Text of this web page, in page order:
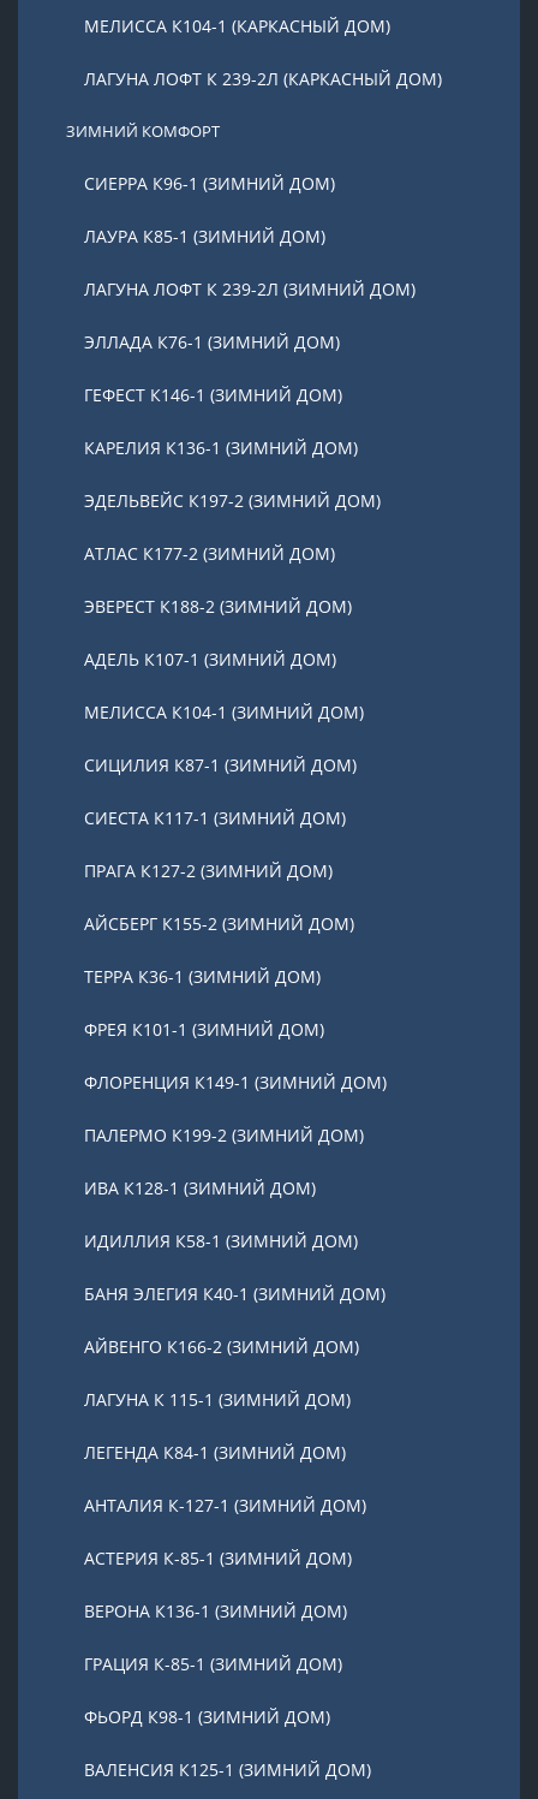
МЕЛИССА К104-1 (КАРКАСНЫЙ ДОМ)
ЛАГУНА ЛОФТ К 239-2Л (КАРКАСНЫЙ ДОМ)
ЗИМНИЙ КОМФОРТ
СИЕРРА К96-1 (ЗИМНИЙ ДОМ)
ЛАУРА К85-1 (ЗИМНИЙ ДОМ)
ЛАГУНА ЛОФТ К 239-2Л (ЗИМНИЙ ДОМ)
ЭЛЛАДА К76-1 (ЗИМНИЙ ДОМ)
ГЕФЕСТ К146-1 (ЗИМНИЙ ДОМ)
КАРЕЛИЯ К136-1 (ЗИМНИЙ ДОМ)
ЭДЕЛЬВЕЙС К197-2 (ЗИМНИЙ ДОМ)
АТЛАС К177-2 (ЗИМНИЙ ДОМ)
ЭВЕРЕСТ К188-2 (ЗИМНИЙ ДОМ)
АДЕЛЬ К107-1 (ЗИМНИЙ ДОМ)
МЕЛИССА К104-1 (ЗИМНИЙ ДОМ)
СИЦИЛИЯ К87-1 (ЗИМНИЙ ДОМ)
СИЕСТА К117-1 (ЗИМНИЙ ДОМ)
ПРАГА К127-2 (ЗИМНИЙ ДОМ)
АЙСБЕРГ К155-2 (ЗИМНИЙ ДОМ)
ТЕРРА К36-1 (ЗИМНИЙ ДОМ)
ФРЕЯ К101-1 (ЗИМНИЙ ДОМ)
ФЛОРЕНЦИЯ К149-1 (ЗИМНИЙ ДОМ)
ПАЛЕРМО К199-2 (ЗИМНИЙ ДОМ)
ИВА К128-1 (ЗИМНИЙ ДОМ)
ИДИЛЛИЯ К58-1 (ЗИМНИЙ ДОМ)
БАНЯ ЭЛЕГИЯ К40-1 (ЗИМНИЙ ДОМ)
АЙВЕНГО К166-2 (ЗИМНИЙ ДОМ)
ЛАГУНА К 115-1 (ЗИМНИЙ ДОМ)
ЛЕГЕНДА К84-1 (ЗИМНИЙ ДОМ)
АНТАЛИЯ К-127-1 (ЗИМНИЙ ДОМ)
АСТЕРИЯ К-85-1 (ЗИМНИЙ ДОМ)
ВЕРОНА К136-1 (ЗИМНИЙ ДОМ)
ГРАЦИЯ К-85-1 (ЗИМНИЙ ДОМ)
ФЬОРД К98-1 (ЗИМНИЙ ДОМ)
ВАЛЕНСИЯ К125-1 (ЗИМНИЙ ДОМ)